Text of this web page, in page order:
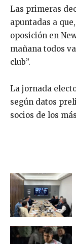
Las primeras
apuntadas a
oposición en
mañana todos
club”.
La jornada
según datos
socios de los